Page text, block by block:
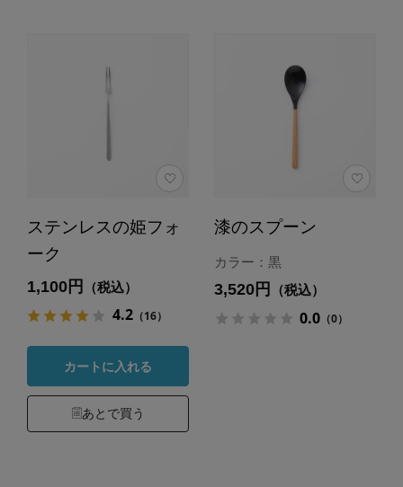
ステンレスの姫フォ
ーク
1,100円 （税込）
4.2（16）
カートに入れる
あとで買う
漆のスプーン
カラー：黒
3,520円 （税込）
0.0（0）